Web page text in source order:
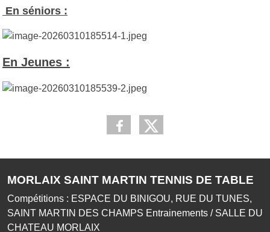
En séniors :
En Jeunes :
MORLAIX SAINT MARTIN TENNIS DE TABLE
Compétitions : ESPACE DU BINIGOU, RUE DU TUNES,
SAINT MARTIN DES CHAMPS Entrainements / SALLE DU
CHATEAU MORLAIX